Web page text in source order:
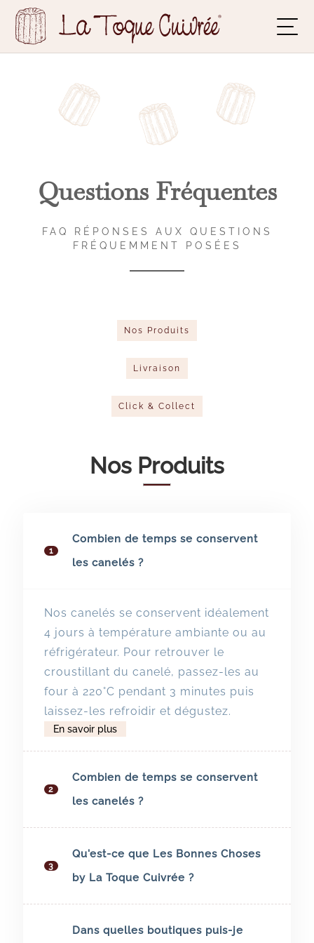
Questions Fréquentes
FAQ RÉPONSES AUX QUESTIONS
FRÉQUEMMENT POSÉES
Nos Produits
Livraison
Click & Collect
Nos Produits
1
Combien de temps se conservent
les canelés ?
Nos canelés se conservent idéalement
4 jours à température ambiante ou au
réfrigérateur. Pour retrouver le
croustillant du canelé, passez-les au
four à 220°C pendant 3 minutes puis
laissez-les refroidir et dégustez.
En savoir plus
2
Combien de temps se conservent
les canelés ?
Nos canelés se conservent idéalement
4 jours à température ambiante ou au
four à 220°C pendant 3 minutes puis
3
Qu'est-ce que Les Bonnes Choses
by La Toque Cuivrée ?
Les produits Les Bonnes Choses by La
Dans quelles boutiques puis-je